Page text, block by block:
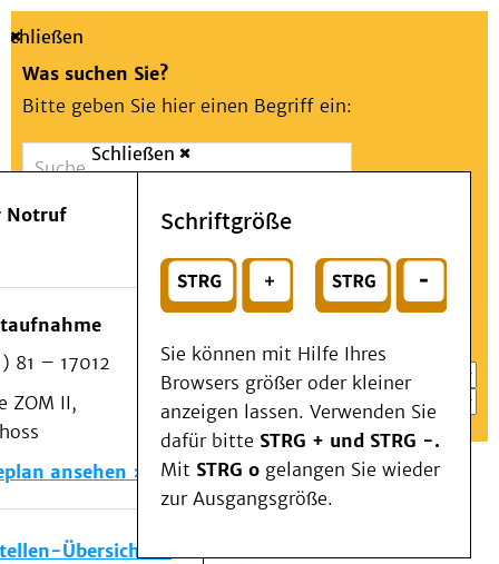
Suche
Schließen
Was suchen Sie?
Bitte geben Sie hier einen Begriff ein:
Suchen
oder
Wählen Sie ein Thema für Ihren Schnelleinstieg
Notfall
Schließen
Notruf
81 – 17012
ZOM II,
ansehen
Übersicht
Schriftgröße
Sie können mit Hilfe Ihres
Browsers größer oder kleiner
anzeigen lassen. Verwenden Sie
dafür bitte STRG + und STRG -.
Mit STRG o gelangen Sie wieder
zur Ausgangsgröße.
Menü
Patienten & Besucher
Kliniken/Institute/Zentren
Als Patient am UKD
Beratung und Unterstützung
Veranstaltungen
Kommunikation im Medizinwesen (KIM)
Notfall
Forschung & Lehre
Die Institute des UKD